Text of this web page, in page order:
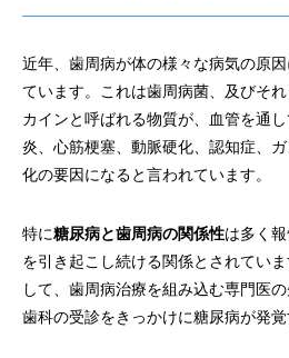
近年、歯周病が体の様々な病気の原
ています。これは歯周病菌、及びそ
カインと呼ばれる物質が、血管を通
炎、心筋梗塞、動脈硬化、認知症、
化の要因になると言われています。
特に糖尿病と歯周病の関係性は多く
を引き起こし続ける関係とされてい
して、歯周病治療を組み込む専門医
歯科の受診をきっかけに糖尿病が発覚